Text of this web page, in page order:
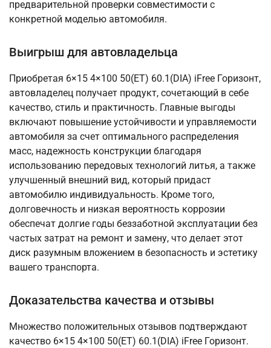
предварительной проверки совместимости с
конкретной моделью автомобиля.
Выигрыш для автовладельца
Приобретая 6×15 4×100 50(ET) 60.1(DIA) iFree Горизонт,
автовладелец получает продукт, сочетающий в себе
качество, стиль и практичность. Главные выгоды
включают повышение устойчивости и управляемости
автомобиля за счет оптимального распределения
масс, надежность конструкции благодаря
использованию передовых технологий литья, а также
улучшенный внешний вид, который придаст
автомобилю индивидуальность. Кроме того,
долговечность и низкая вероятность коррозии
обеспечат долгие годы беззаботной эксплуатации без
частых затрат на ремонт и замену, что делает этот
диск разумным вложением в безопасность и эстетику
вашего транспорта.
Доказательства качества и отзывы
Множество положительных отзывов подтверждают
качество 6×15 4×100 50(ET) 60.1(DIA) iFree Горизонт.